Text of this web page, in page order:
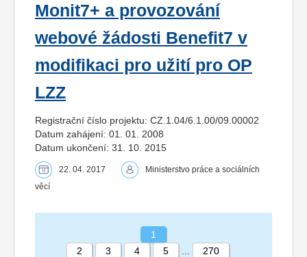
Monit7+ a provozování
webové žádosti Benefit7 v
modifikaci pro užití pro OP
LZZ
Registrační číslo projektu: CZ.1.04/6.1.00/09.00002
Datum zahájení: 01. 01. 2008
Datum ukončení: 31. 10. 2015
22. 04. 2017
Ministerstvo práce a sociálních
věcí
1
2
3 4 5
270